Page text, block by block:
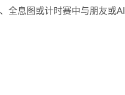
全息图或计时赛中与朋友或AI